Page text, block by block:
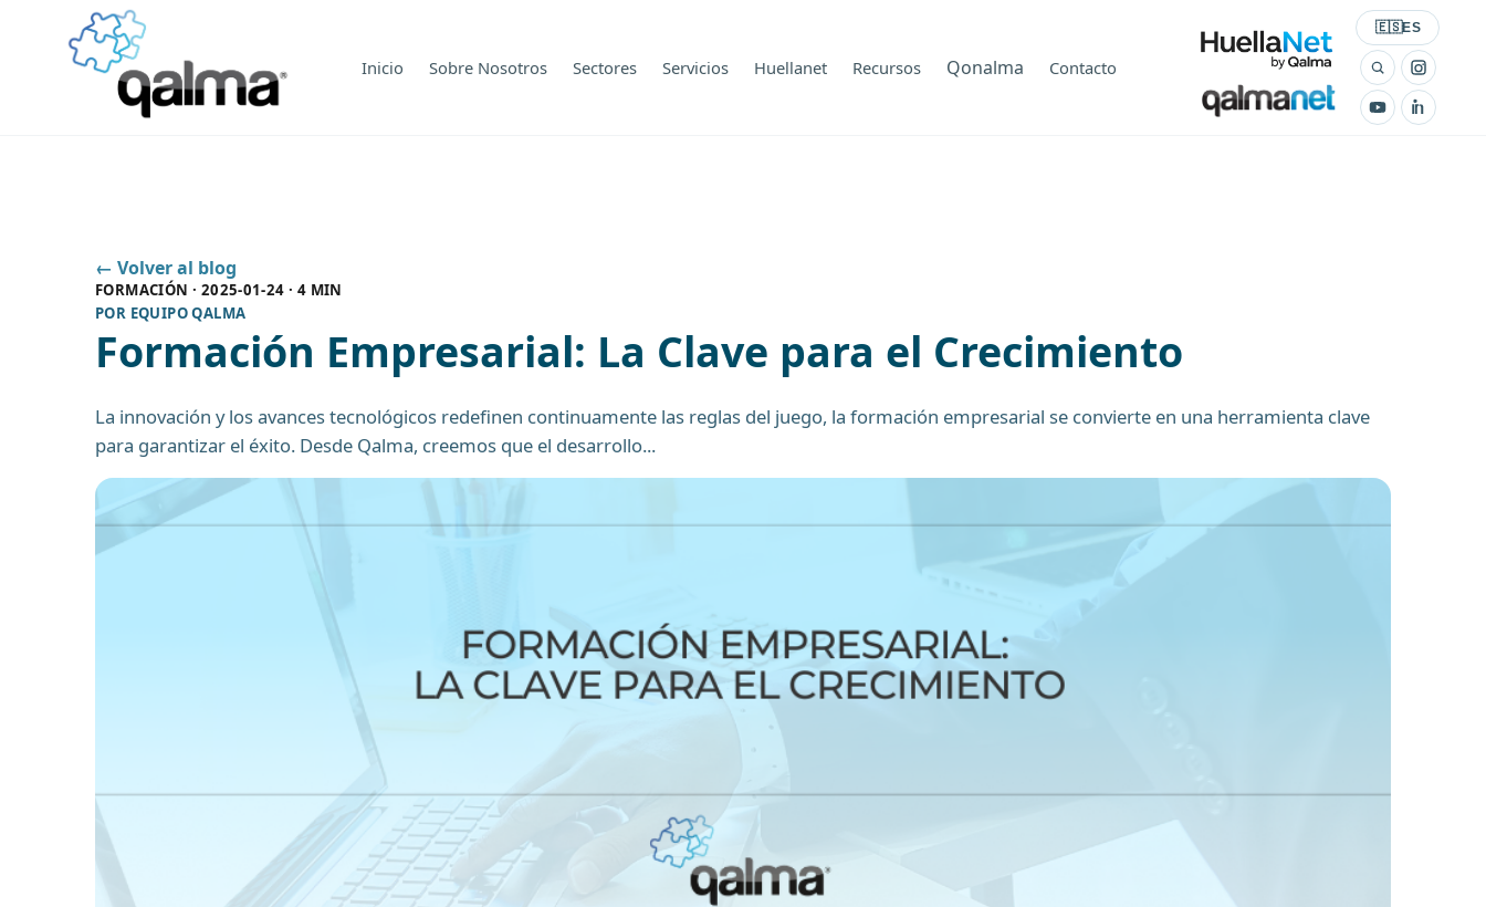
Inicio Sobre Nosotros Sectores Servicios Huellanet Recursos Qonalma Contacto
Seleccionar
🇪🇸ES
← Volver al blog
FORMACIÓN · 2025-01-24 · 4 MIN
POR EQUIPO QALMA
Formación Empresarial: La Clave para el Crecimiento
La innovación y los avances tecnológicos redefinen continuamente las reglas del juego, la formación empresarial se convierte en una herramienta clave
para garantizar el éxito. Desde Qalma, creemos que el desarrollo...